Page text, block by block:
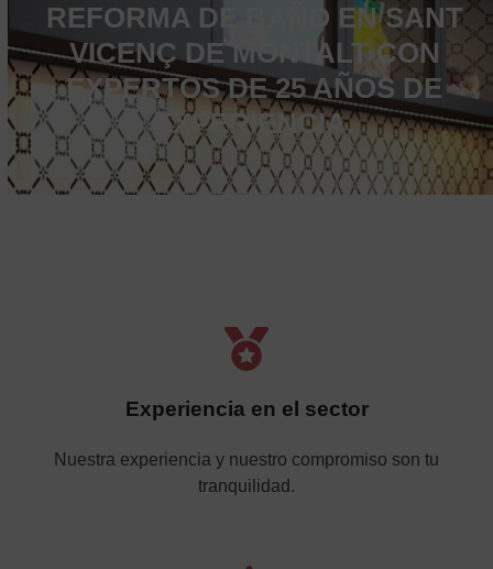
REFORMA DE BAÑO EN SANT
VICENÇ DE MONTALT CON
EXPERTOS DE 25 AÑOS DE
EXPERIENCIA.
Experiencia en el sector
Nuestra experiencia y nuestro compromiso son tu
tranquilidad.